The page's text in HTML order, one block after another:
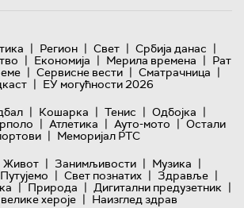
| Регион | Свет | Србија данас |
| Економија | Мерила времена | Рат
| Сервисне вести | Сматрачница |
| ЕУ могућности 2026
| Кошарка | Тенис | Одбојка |
| Атлетика | Ауто-мото | Остали
| Меморијал РТС
Живот | Занимљивости | Музика |
Путујемо | Свет познатих | Здравље |
| Природа | Дигитални предузетник |
хероје | Наизглед здрав